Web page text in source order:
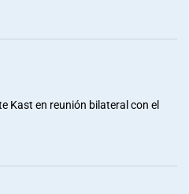
Kast en reunión bilateral con el